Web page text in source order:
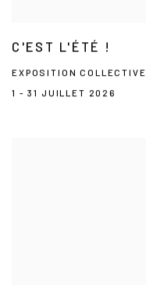
C'EST L'ÉTÉ !
EXPOSITION COLLECTIVE
1 - 31 JUILLET 2026